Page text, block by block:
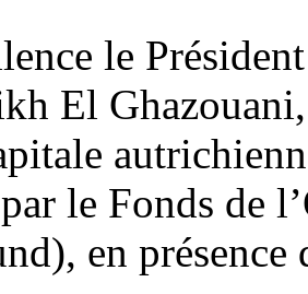
le
El
le Fonds de
en